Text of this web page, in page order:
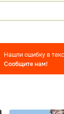
Нашли ошибку в
Сообщите нам!